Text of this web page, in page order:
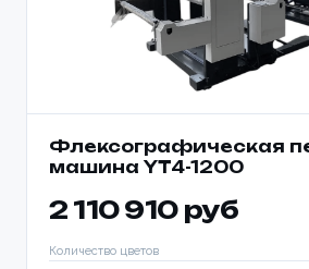
Флексографическая
машина YT4-1200
2 110 910 руб
Количество цветов